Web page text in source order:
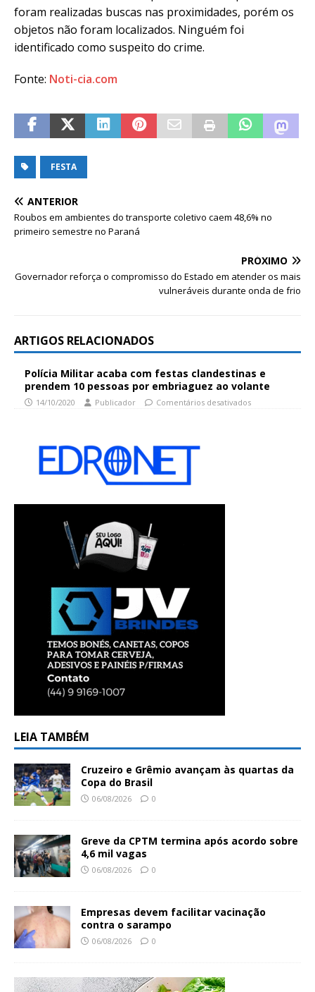
foram realizadas buscas nas proximidades, porém os
objetos não foram localizados. Ninguém foi
identificado como suspeito do crime.
Fonte: Noti-cia.com
FESTA
ANTERIOR
Roubos em ambientes do transporte coletivo caem 48,6% no
primeiro semestre no Paraná
PRÓXIMO
Governador reforça o compromisso do Estado em atender os mais
vulneráveis durante onda de frio
ARTIGOS RELACIONADOS
Polícia Militar acaba com festas clandestinas e
prendem 10 pessoas por embriaguez ao volante
14/10/2020 Publicador Comentários desativados
LEIA TAMBÉM
Cruzeiro e Grêmio avançam às quartas da
Copa do Brasil
06/08/2026 0
Greve da CPTM termina após acordo sobre
4,6 mil vagas
06/08/2026 0
Empresas devem facilitar vacinação
contra o sarampo
06/08/2026 0